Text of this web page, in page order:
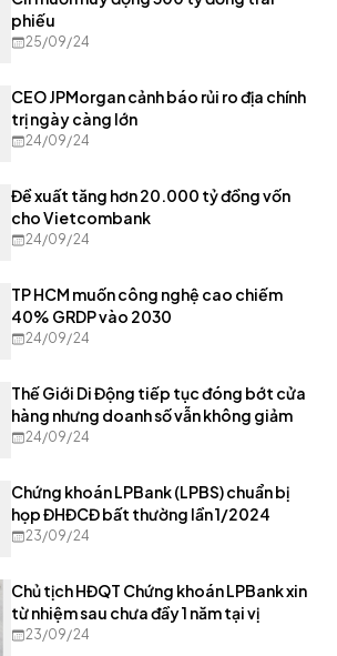
phiếu
25/09/24
CEO JPMorgan cảnh báo rủi ro địa chính
trị ngày càng lớn
24/09/24
Đề xuất tăng hơn 20.000 tỷ đồng vốn
cho Vietcombank
24/09/24
TP HCM muốn công nghệ cao chiếm
40% GRDP vào 2030
24/09/24
Thế Giới Di Động tiếp tục đóng bớt cửa
hàng nhưng doanh số vẫn không giảm
24/09/24
Chứng khoán LPBank (LPBS) chuẩn bị
họp ĐHĐCĐ bất thường lần 1/2024
23/09/24
Chủ tịch HĐQT Chứng khoán LPBank xin
từ nhiệm sau chưa đầy 1 năm tại vị
23/09/24